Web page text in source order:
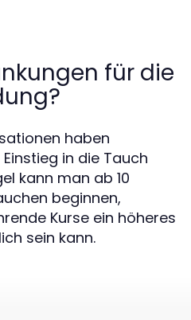
für die
haben
in die Tauch
kann man ab 10
beginnen,
Kurse ein höheres
sein kann.